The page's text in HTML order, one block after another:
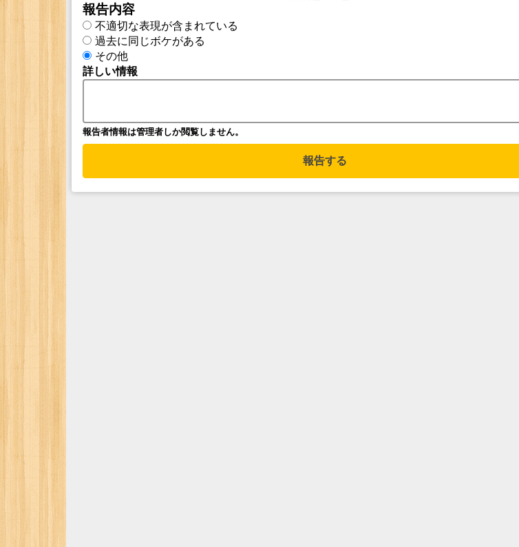
報告内容
不適切な表現が含まれている
過去に同じボケがある
その他
詳しい情報
報告者情報は管理者しか閲覧しません。
報告する